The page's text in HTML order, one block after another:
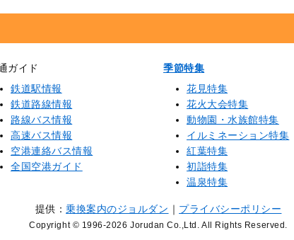
ガイド
鉄道駅情報
鉄道路線情報
路線バス情報
高速バス情報
空港連絡バス情報
全国空港ガイド
季節特集
花見特集
花火大会特集
動物園・水族館特集
イルミネーション特集
紅葉特集
初詣特集
温泉特集
提供：乗換案内のジョルダン ｜ プライバシーポリシー
Copyright © 1996-2026 Jorudan Co.,Ltd. All Rights Reserved.